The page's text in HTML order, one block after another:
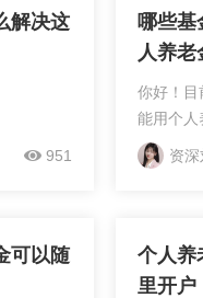
解决这
951
哪些基
人养
你好！目
能用个人
夏、广
有创金
资
可以随
个人养
里开户